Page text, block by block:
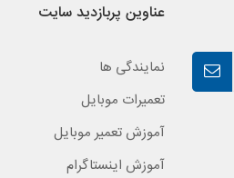
عناوین پربازدید سایت
نمایندگی ها
تعمیرات موبایل
آموزش تعمیر موبایل
آموزش اینستاگرام